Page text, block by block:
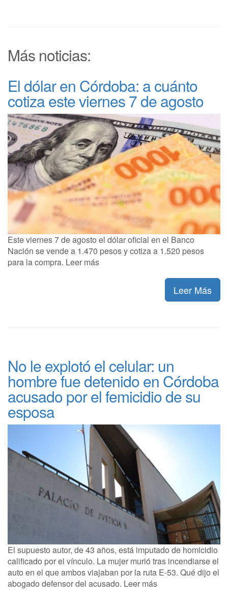
Más noticias:
El dólar en Córdoba: a cuánto
cotiza este viernes 7 de agosto
Este viernes 7 de agosto el dólar oficial en el Banco
Nación se vende a 1.470 pesos y cotiza a 1.520 pesos
para la compra. Leer más
Leer Más
No le explotó el celular: un
hombre fue detenido en Córdoba
acusado por el femicidio de su
esposa
El supuesto autor, de 43 años, está imputado de homicidio
calificado por el vínculo. La mujer murió tras incendiarse el
auto en el que ambos viajaban por la ruta E-53. Qué dijo el
abogado defensor del acusado. Leer más